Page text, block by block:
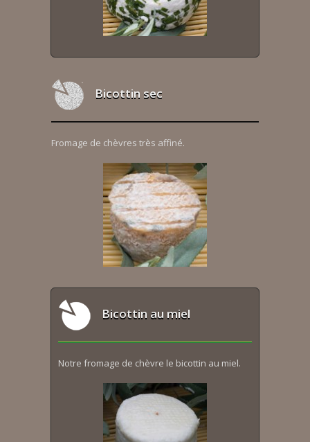
Bicottin sec
Fromage de chèvres très affiné.
Bicottin au miel
Notre fromage de chèvre le bicottin au miel.